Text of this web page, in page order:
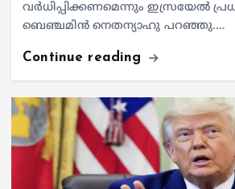
വർധിപ്പിക്കണമെന്നും ഇസ്രയേൽ
ബെഞ്ചമിൻ നെതന്യാഹു പറഞ്ഞു.…
Continue reading